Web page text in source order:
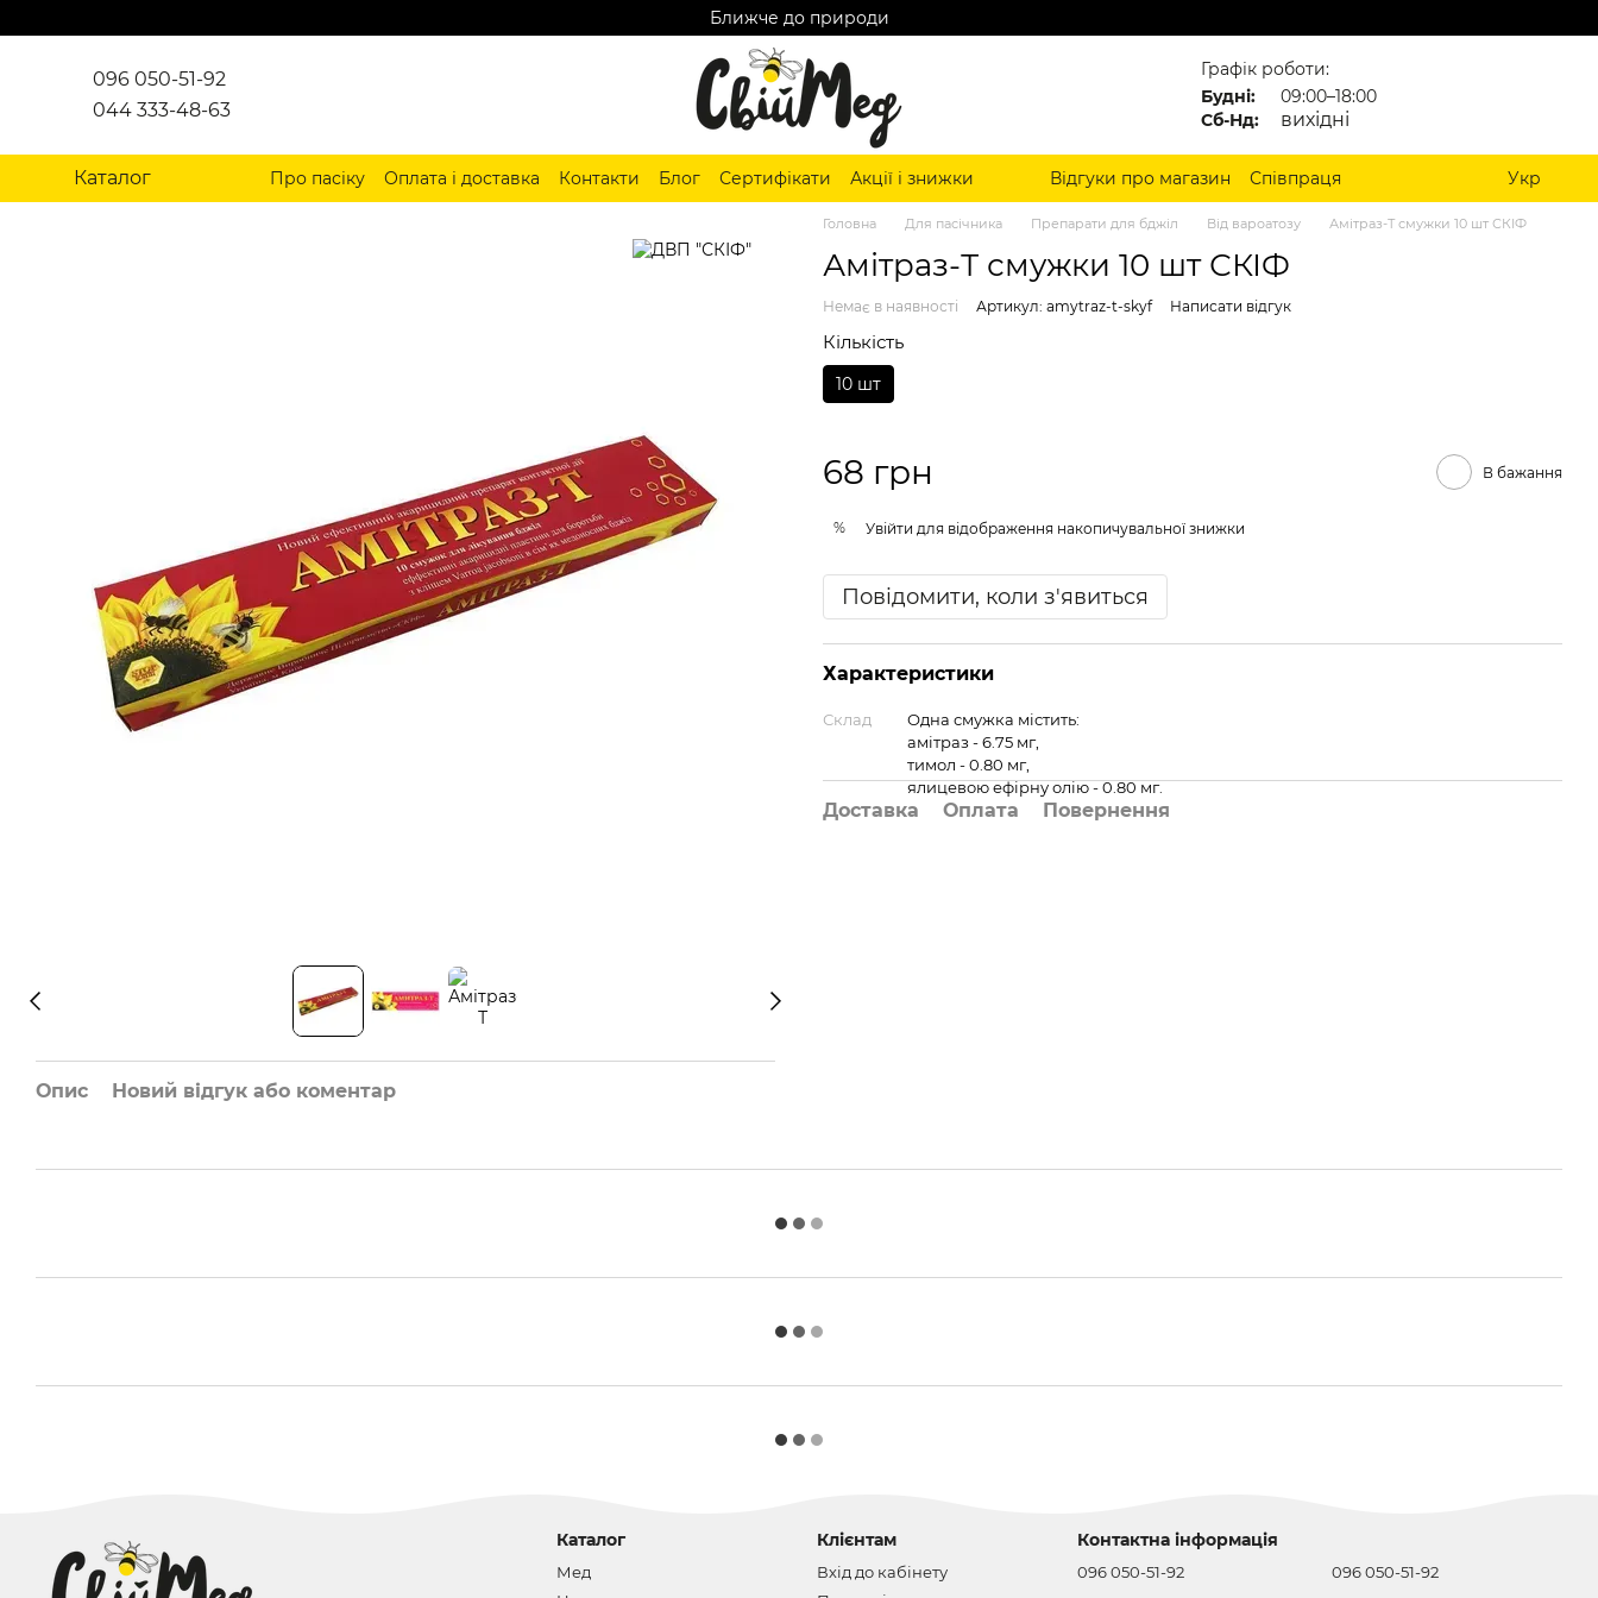
Ближче до природи
096 050-51-92
044 333-48-63
Графік роботи:
Будні:
09:00–18:00
Сб-Нд:
вихідні
Каталог Про пасіку Оплата і доставка Контакти Блог Сертифікати Акції і знижки Відгуки про магазин Співпраця Укр
Опис Новий відгук або коментар
Головна Для пасічника Препарати для бджіл Від вароатозу Амітраз-Т смужки 10 шт СКІФ
Амітраз-Т смужки 10 шт СКІФ
Немає в наявності Артикул: amytraz-t-skyf Написати відгук
Кількість
10 шт
68 грн В бажання
% Увійти для відображення накопичувальної знижки
Повідомити, коли з'явиться
Характеристики
Склад
Одна смужка містить:
амітраз - 6.75 мг,
тимол - 0.80 мг,
ялицевою ефірну олію - 0.80 мг.
Доставка Оплата Повернення
Каталог
Мед
Клієнтам
Вхід до кабінету
Контактна інформація
096 050-51-92
096 050-51-92